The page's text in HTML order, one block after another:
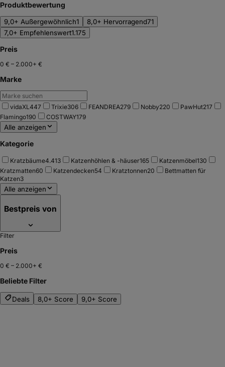
Produktbewertung
9,0+ Außergewöhnlich1 8,0+ Hervorragend71
7,0+ Empfehlenswert1.175
Preis
0 € – 2.000+ €
Marke
vidaXL447 Trixie306 FEANDREA279 Nobby220 PawHut217
Flamingo190 COSTWAY179
Alle anzeigen
Kategorie
Kratzbäume4.413 Katzenhöhlen & -häuser165 Katzenmöbel130
Kratzmatten60 Katzendecken54 Kratztonnen20
Bettmatten für
Katzen3
Alle anzeigen
Bestpreis von
Filter
Preis
0 € – 2.000+ €
Beliebte Filter
Deals 8,0+ Score 9,0+ Score